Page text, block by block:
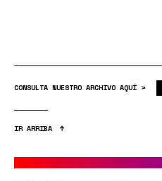
CONSULTA NUESTRO ARCHIVO AQUÍ >
IR ARRIBA